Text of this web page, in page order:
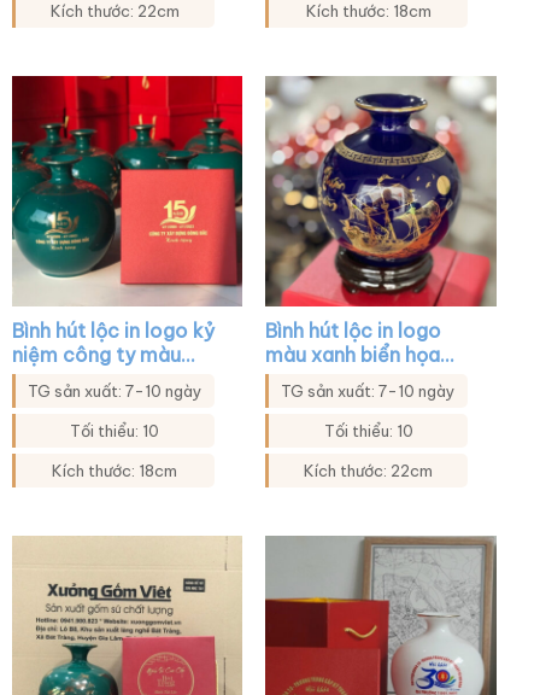
Kích thước: 22cm Kích thước: 18cm
Bình hút lộc in logo kỷ
niệm công ty màu
xanh lá họa tiết mã
đáo thành công XG-
TG sản xuất: 7-10 ngày
Tối thiểu: 10
Kích thước: 18cm
Bình hút lộc in logo
màu xanh biển họa
tiết thuận buồm xuôi
gió XG-BHL24
TG sản xuất: 7-10 ngày
Tối thiểu: 10
Kích thước: 22cm